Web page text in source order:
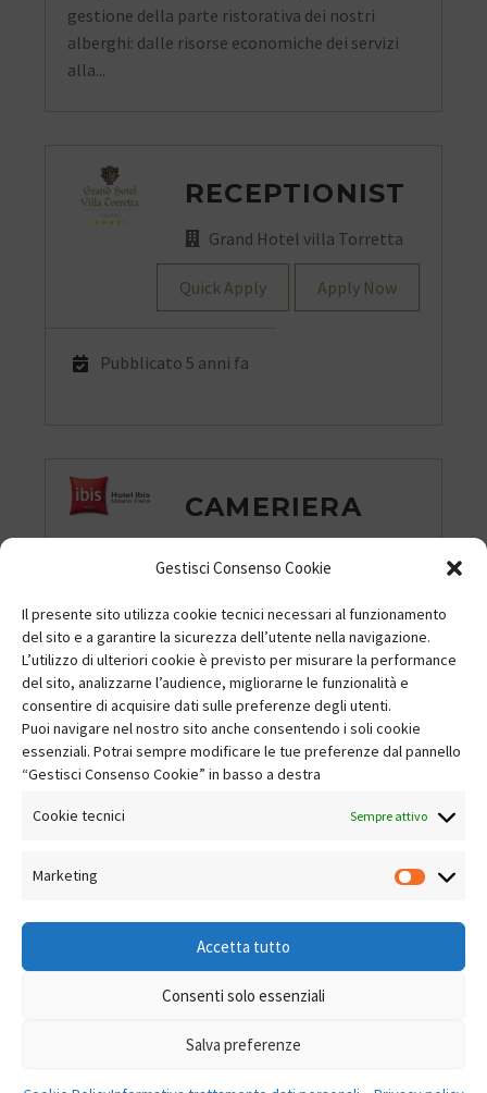
Gestisci Consenso Cookie
Il presente sito utilizza cookie tecnici necessari al funzionamento
del sito e a garantire la sicurezza dell’utente nella navigazione.
L’utilizzo di ulteriori cookie è previsto per misurare la performance
del sito, analizzarne l’audience, migliorarne le funzionalità e
consentire di acquisire dati sulle preferenze degli utenti.
Puoi navigare nel nostro sito anche consentendo i soli cookie
essenziali. Potrai sempre modificare le tue preferenze dal pannello
“Gestisci Consenso Cookie” in basso a destra
Cookie tecnici Sempre attivo
Marketing
Accetta tutto
Consenti solo essenziali
Salva preferenze
gestione della parte ristorativa dei nostri
alberghi: dalle risorse economiche dei servizi
alla...
RECEPTIONIST
Grand Hotel villa Torretta
Quick Apply Apply Now
Pubblicato 5 anni fa
CAMERIERA
Pubblicato 5 anni fa